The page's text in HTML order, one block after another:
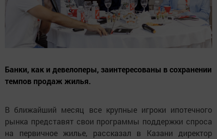
Банки, как и девелоперы, заинтересованы в сохранении
темпов продаж жилья.
В ближайший месяц все крупные игроки ипотечного
рынка представят свои программы поддержки спроса
на первичное жилье, рассказал в Казани директор